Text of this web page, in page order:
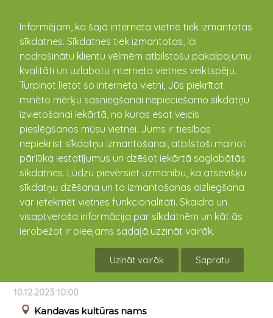
Informējam, ka šajā interneta vietnē tiek izmantotas
sīkdatnes. Sīkdatnes tiek izmantotas, lai
nodrošinātu klientu vēlmēm atbilstošu pakalpojumu
kvalitāti un uzlabotu interneta vietnes veiktspēju.
Turpinot lietot šo interneta vietni, Jūs piekrītat
minēto mērķu sasniegšanai nepieciešamo sīkdatņu
izvietošanai iekārtā, no kuras esat veicis
pieslēgšanos mūsu vietnei. Jums ir tiesības
nepiekrist sīkdatņu izmantošanai, atbilstoši mainot
pārlūka iestatījumus un dzēšot iekārtā saglabātās
sīkdatnes. Lūdzu pievērsiet uzmanību, ka atsevišķu
sīkdatņu dzēšana un to izmantošanas aizliegšana
var ietekmēt vietnes funkcionalitāti. Skaidra un
visaptveroša informācija par sīkdatnēm un kāt ās
ierobežot ir pieejams sadaļā uzzināt vairāk.
Uzināt vairāk Sapratu
kandava.lv
PASĀKUMU
KALENDĀRS
VII Latvijas akadēmiskās un estrādes
vokālistu dziedāšanas konkurss „GAISMAS
DZIESMAS KANDAVĀ 2023”.
10.12.2023 10:00
Kandavas kultūras nams